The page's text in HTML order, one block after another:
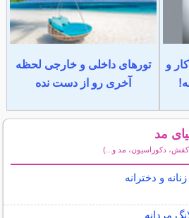
و
تورهای داخلی و خارجی لحظه
آخری رو از دست نده
مد
دکوراسیون، مد و...)
و دخترانه
مردانه